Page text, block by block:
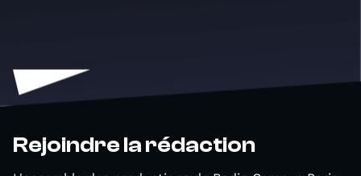
Rejoindre la rédaction